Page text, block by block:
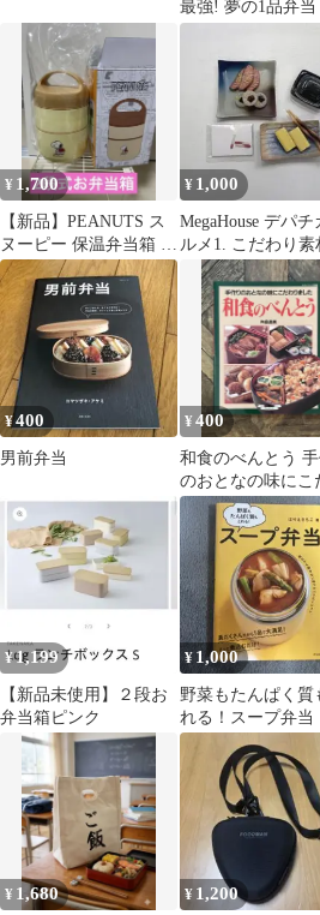
最強! 夢の1品弁当
¥ 1,700
【新品】PEANUTS ス
ヌーピー 保温弁当箱 二
段式
¥ 1,000
MegaHouse デパチ
ルメ1. こだわり素
和惣菜セット
¥400
男前弁当
¥400
和食のべんとう 手
のおとなの味にこ
りました 杵島直
¥1,199
【新品未使用】２段お
弁当箱ピンク
¥ 1,000
野菜もたんぱく質
れる！スープ弁当
¥ 1,680 ¥ 1,200